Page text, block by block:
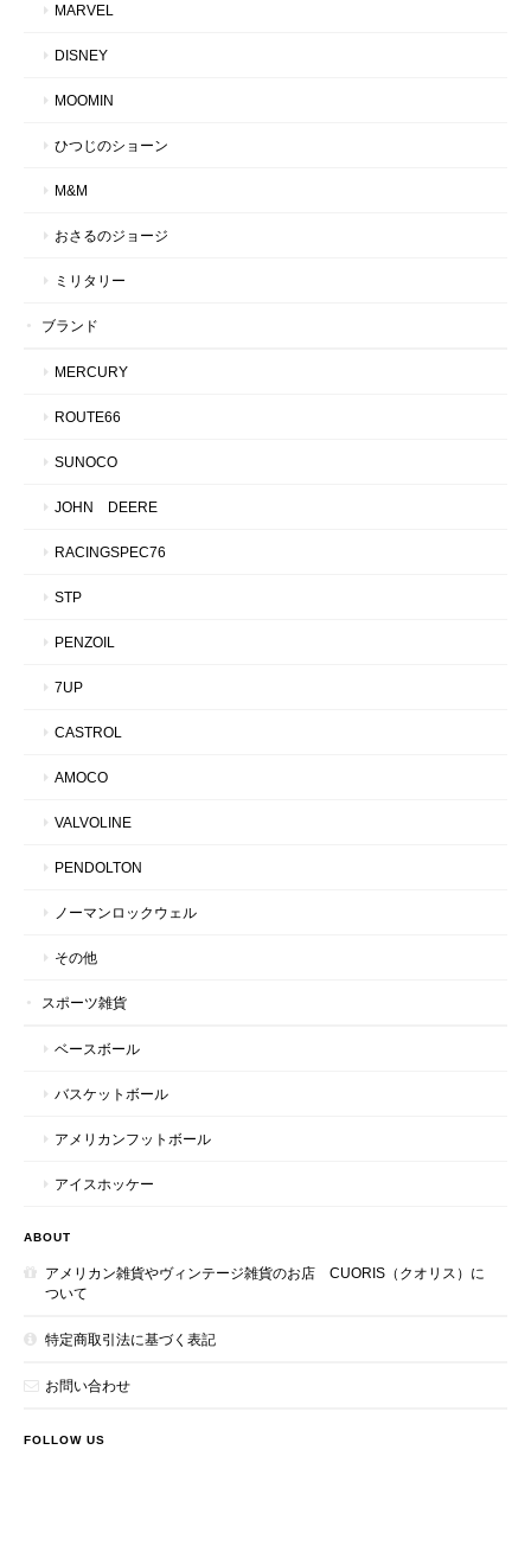
MARVEL
DISNEY
MOOMIN
ひつじのショーン
M&M
おさるのジョージ
ミリタリー
ブランド
MERCURY
ROUTE66
SUNOCO
JOHN DEERE
RACINGSPEC76
STP
PENZOIL
7UP
CASTROL
AMOCO
VALVOLINE
PENDOLTON
ノーマンロックウェル
その他
スポーツ雑貨
ベースボール
バスケットボール
アメリカンフットボール
アイスホッケー
ABOUT
アメリカン雑貨やヴィンテージ雑貨のお店 CUORIS（クオリス）に
ついて
特定商取引法に基づく表記
お問い合わせ
FOLLOW US